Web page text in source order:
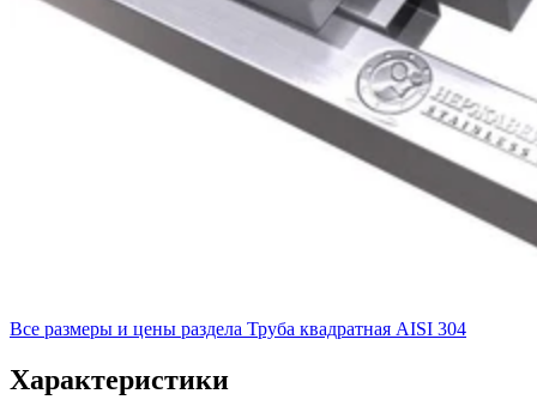
Все размеры и цены раздела Труба квадратная AISI 304
Характеристики